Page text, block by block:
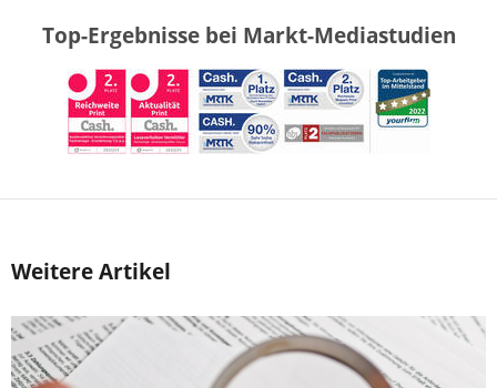
Top-Ergebnisse bei Markt-Mediastudien
Weitere Artikel